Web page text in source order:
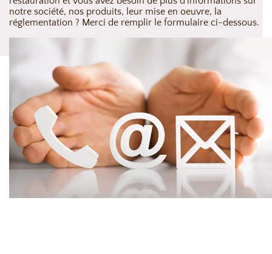
notre société, nos produits, leur mise en oeuvre, la
réglementation ? Merci de remplir le formulaire ci-dessous.